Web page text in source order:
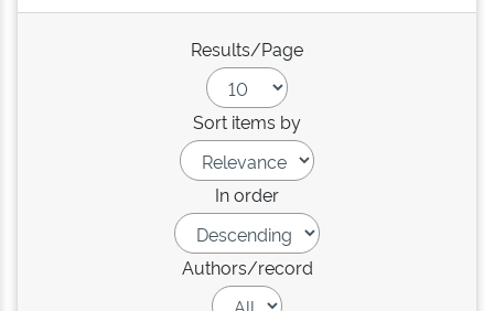
Results/Page
Sort items by
In order
Authors/record